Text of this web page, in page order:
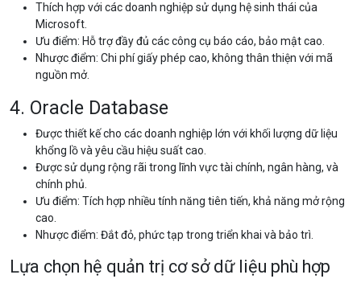
Thích hợp với các doanh nghiệp sử dụng hệ sinh thái của
Microsoft.
Ưu điểm: Hỗ trợ đầy đủ các công cụ báo cáo, bảo mật cao.
Nhược điểm: Chi phí giấy phép cao, không thân thiện với mã
nguồn mở.
4. Oracle Database
Được thiết kế cho các doanh nghiệp lớn với khối lượng dữ liệu
khổng lồ và yêu cầu hiệu suất cao.
Được sử dụng rộng rãi trong lĩnh vực tài chính, ngân hàng, và
chính phủ.
Ưu điểm: Tích hợp nhiều tính năng tiên tiến, khả năng mở rộng
cao.
Nhược điểm: Đắt đỏ, phức tạp trong triển khai và bảo trì.
Lựa chọn hệ quản trị cơ sở dữ liệu phù hợp